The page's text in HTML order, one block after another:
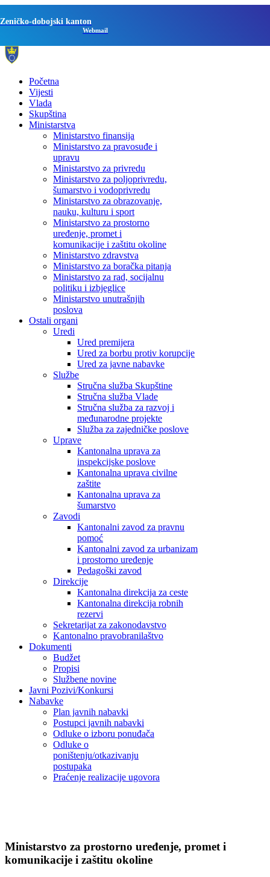
Zeničko-dobojski kanton
Webmail
Početna
Vijesti
Vlada
Skupština
Ministarstva
Ministarstvo finansija
Ministarstvo za pravosuđe i
upravu
Ministarstvo za privredu
Ministarstvo za poljoprivredu,
šumarstvo i vodoprivredu
Ministarstvo za obrazovanje,
nauku, kulturu i sport
Ministarstvo za prostorno
uređenje, promet i
komunikacije i zaštitu okoline
Ministarstvo zdravstva
Ministarstvo za boračka pitanja
Ministarstvo za rad, socijalnu
politiku i izbjeglice
Ministarstvo unutrašnjih
poslova
Ostali organi
Uredi
Ured premijera
Ured za borbu protiv korupcije
Ured za javne nabavke
Službe
Stručna služba Skupštine
Stručna služba Vlade
Stručna služba za razvoj i
međunarodne projekte
Služba za zajedničke poslove
Uprave
Kantonalna uprava za
inspekcijske poslove
Kantonalna uprava civilne
zaštite
Kantonalna uprava za
šumarstvo
Zavodi
Kantonalni zavod za pravnu
pomoć
Kantonalni zavod za urbanizam
i prostorno uređenje
Pedagoški zavod
Direkcije
Kantonalna direkcija za ceste
Kantonalna direkcija robnih
rezervi
Sekretarijat za zakonodavstvo
Kantonalno pravobranilaštvo
Dokumenti
Budžet
Propisi
Službene novine
Javni Pozivi/Konkursi
Nabavke
Plan javnih nabavki
Postupci javnih nabavki
Odluke o izboru ponuđača
Odluke o
poništenju/otkazivanju
postupaka
Praćenje realizacije ugovora
Ministarstvo za prostorno uređenje, promet i
komunikacije i zaštitu okoline